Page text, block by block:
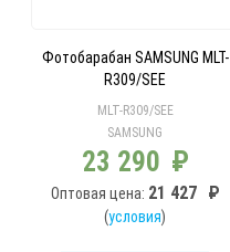
Фотобарабан SAMSUNG MLT-
R309/SEE
MLT-R309/SEE
SAMSUNG
23 290 ₽
Оптовая цена: 21 427 ₽
(условия)